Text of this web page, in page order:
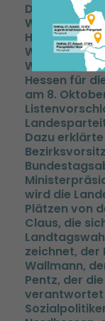
Der
Hessen,
Wiesbaden
Hessen für
am 8.
Dazu
wird die
Plätzen von
Claus, die
zeichnet,
Wallmann,
Pentz, der
verantwortet